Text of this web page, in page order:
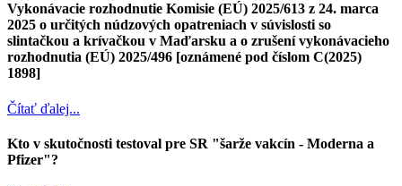
Vykonávacie rozhodnutie Komisie (EÚ) 2025/613 z 24. marca
2025 o určitých núdzových opatreniach v súvislosti so
slintačkou a krívačkou v Maďarsku a o zrušení vykonávacieho
rozhodnutia (EÚ) 2025/496 [oznámené pod číslom C(2025)
1898]
Čítať ďalej...
Kto v skutočnosti testoval pre SR "šarže vakcín - Moderna a
Pfizer"?